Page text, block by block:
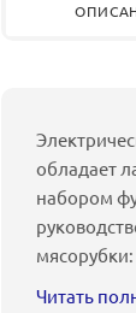
обладает
набором
Читать